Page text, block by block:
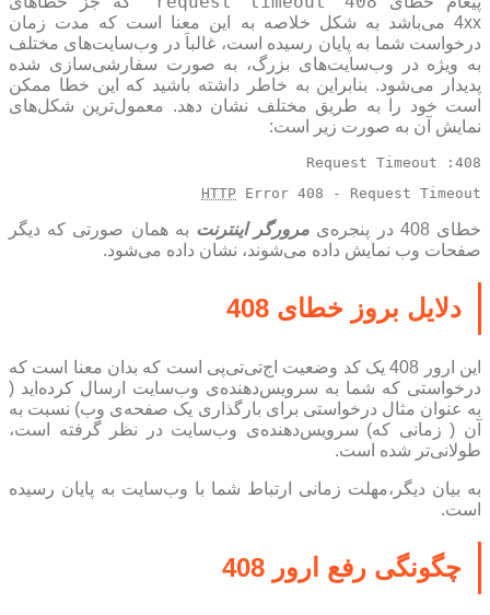
4xx می‌باشد به شکل خلاصه به این معنا است که مدت زمان
درخواست شما به پایان رسیده است، غالباَ در وب‌سایت‌های مختلف
به ویژه در وب‌سایت‌های بزرگ، به صورت سفارشی‌سازی شده
پدیدار می‌شود. بنابراین به خاطر داشته باشید که این خطا ممکن
است خود را به طریق مختلف نشان دهد. معمول‌ترین شکل‌های
نمایش آن به صورت زیر است:
408: Request Timeout
HTTP Error 408 - Request Timeout
خطای 408 در پنجره‌ی مرورگر اینترنت به همان صورتی که دیگر
صفحات وب نمایش داده‌ می‌شوند، نشان داده می‌شود.
دلایل بروز خطای 408
این ارور 408 یک کد وضعیت اج‌تی‌تی‌پی است که بدان معنا است که
درخواستی که شما به سرویس‌دهنده‌ی وب‌سایت ارسال کرده‌اید (
به عنوان مثال درخواستی برای بارگذاری یک صفحه‌ی وب) نسبت به
آن‌ ( زمانی که) سرویس‌دهنده‌ی وب‌سایت در نظر گرفته است،
طولانی‌تر شده است.
به بیان دیگر،مهلت زمانی ارتباط شما با وب‌سایت به پایان رسیده
است.
چگونگی رفع ارور 408